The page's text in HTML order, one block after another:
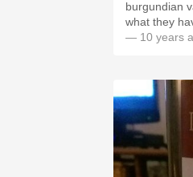
burgundian
what they
— 10 years